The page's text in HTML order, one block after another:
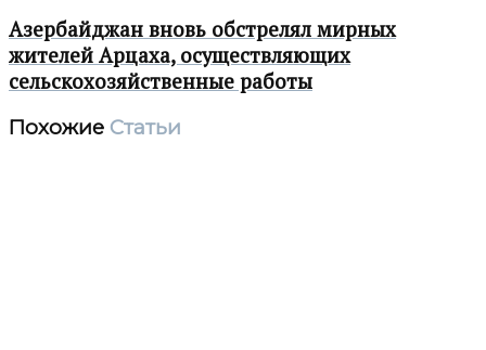
Азербайджан вновь обстрелял мирных
жителей Арцаха, осуществляющих
сельскохозяйственные работы
Похожие Статьи